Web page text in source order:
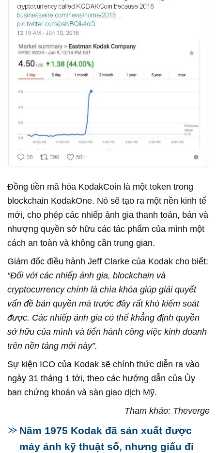
Đồng tiền mã hóa KodakCoin là một token trong
blockchain KodakOne. Nó sẽ tạo ra một nền kinh tế
mới, cho phép các nhiếp ảnh gia thanh toán, bán và
nhượng quyền sở hữu các tác phẩm của mình một
cách an toàn và không cần trung gian.
Giám đốc điều hành Jeff Clarke của Kodak cho biết:
“Đối với các nhiếp ảnh gia, blockchain và
cryptocurrency chính là chìa khóa giúp giải quyết
vấn đề bản quyền mà trước đây rất khó kiểm soát
được. Các nhiếp ảnh gia có thể khẳng định quyền
sở hữu của mình và tiến hành công việc kinh doanh
trên nền tảng mới này”.
Sự kiện ICO của Kodak sẽ chính thức diễn ra vào
ngày 31 tháng 1 tới, theo các hướng dẫn của Ủy
ban chứng khoán và sàn giao dịch Mỹ.
Tham khảo: Theverge
Năm 1975 Kodak đã sản xuất được
máy ảnh kỹ thuật số, nhưng giấu đi